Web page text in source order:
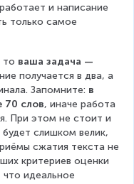
и написание
только самое
то ваша задача —
получается в два, а
Запомните: в
70 слов, иначе работа
При этом не стоит и
слишком велик,
сжатия текста не
критериев оценки
идеальное